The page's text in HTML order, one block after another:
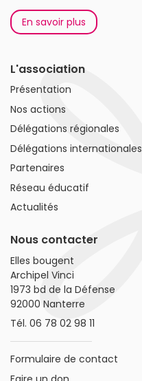
En savoir plus
L'association
Présentation
Nos actions
Délégations régionales
Délégations internationales
Partenaires
Réseau éducatif
Actualités
Nous contacter
Elles bougent
Archipel Vinci
1973 bd de la Défense
92000 Nanterre
Tél. 06 78 02 98 11
Formulaire de contact